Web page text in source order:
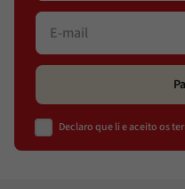
Declaro que li e aceito os